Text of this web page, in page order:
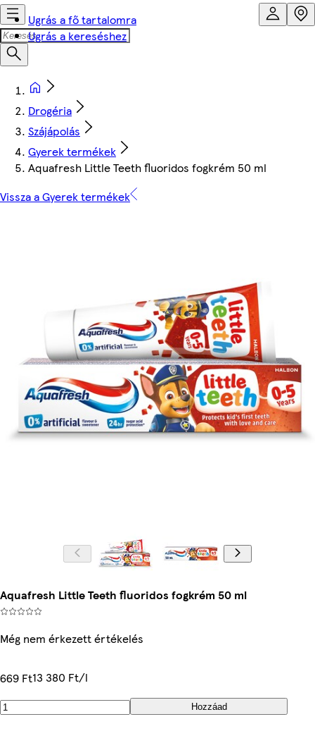
Ugrás a fő tartalomra
Ugrás a kereséshez
Drogéria
Szájápolás
Gyerek termékek
Aquafresh Little Teeth fluoridos fogkrém 50 ml
Vissza a Gyerek termékek
Aquafresh Little Teeth fluoridos fogkrém 50 ml
Még nem érkezett értékelés
669 Ft13 380 Ft/l
Hozzáad